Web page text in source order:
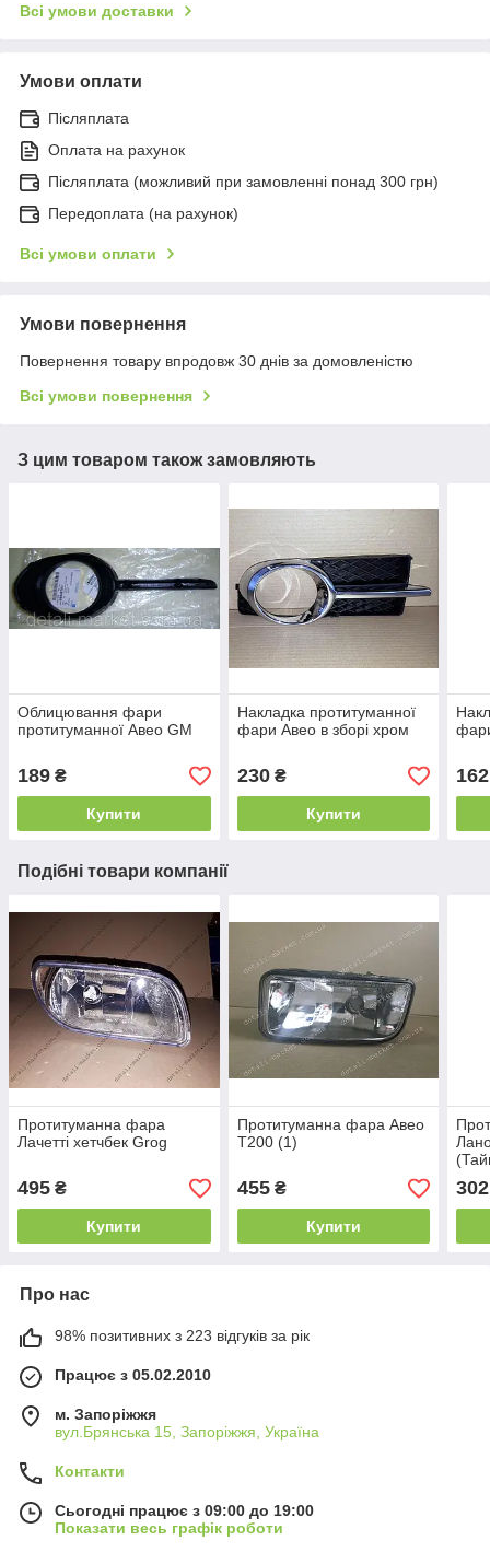
Всі умови доставки
Умови оплати
Післяплата
Оплата на рахунок
Післяплата (можливий при замовленні понад 300 грн)
Передоплата (на рахунок)
Всі умови оплати
Умови повернення
Повернення товару впродовж 30 днів за домовленістю
Всі умови повернення
З цим товаром також замовляють
Облицювання фари
протитуманної Авео GM
189 ₴
Купити
Накладка протитуманної
фари Авео в зборі хром
230₴
Купити
162
Подібні товари компанії
Протитуманна фара
Лачетті хетчбек Grog
495 ₴
Купити
Протитуманна фара Авео
Т200 (1)
455₴
Купити
302
Про нас
98% позитивних з 223 відгуків за рік
Працює з 05.02.2010
м. Запоріжжя
вул.Брянська 15, Запоріжжя, Україна
Контакти
Сьогодні працює з 09:00 до 19:00
Показати весь графік роботи